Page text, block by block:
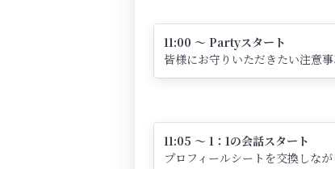
11:00 ～ Partyスタート
皆様にお守りいただきたい注意
11:05 ～ 1：1の会話スタート
プロフィールシートを交換しな